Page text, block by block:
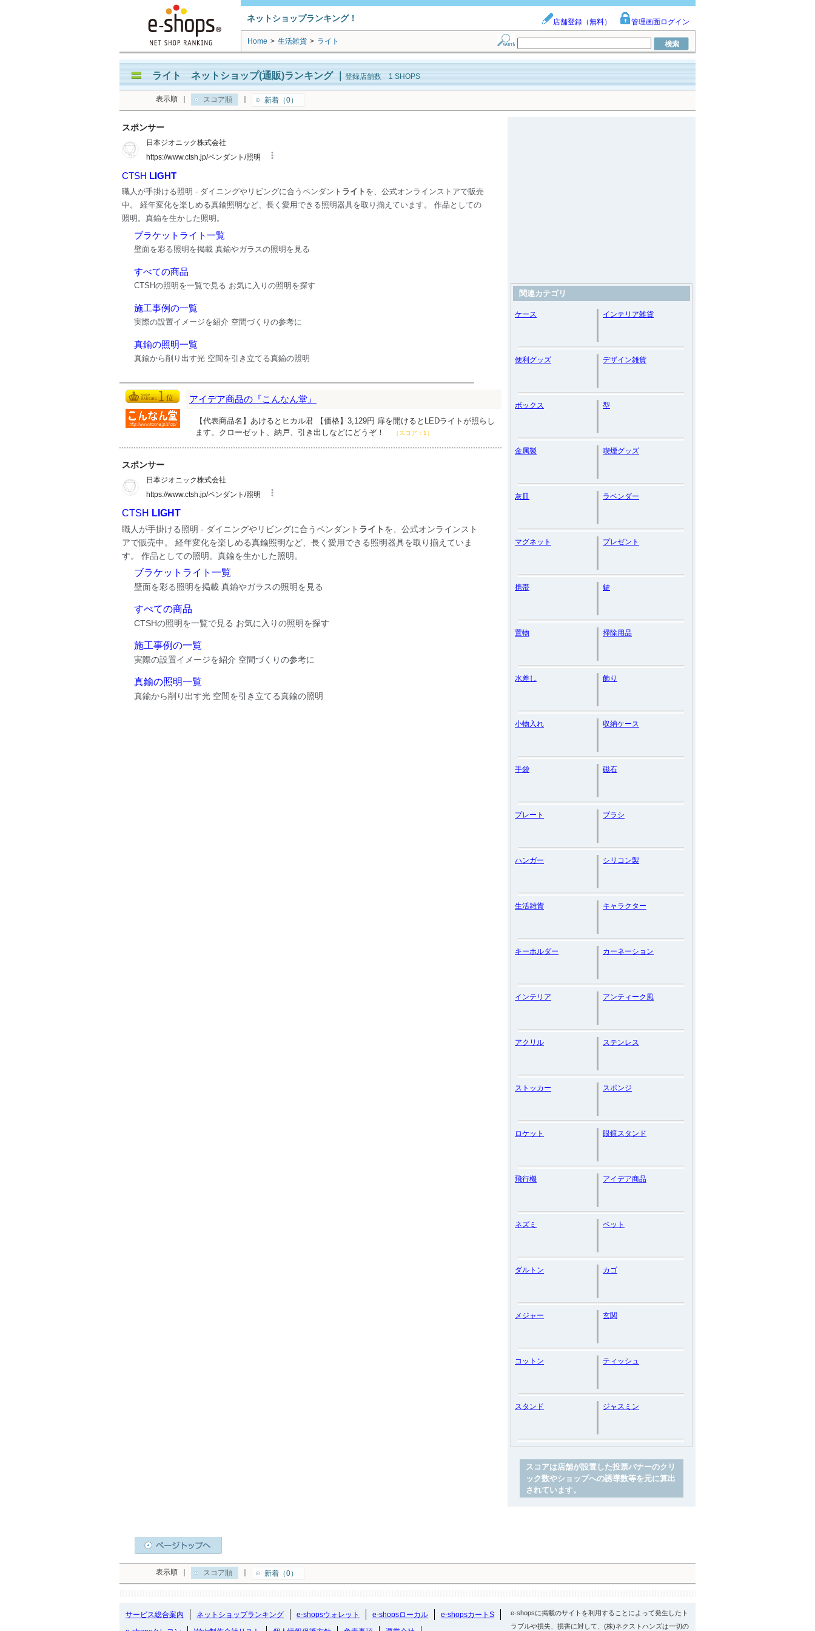
ネットショップランキング！ 店舗登録（無料） 管理画面ログイン
Home > 生活雑貨 > ライト
ライト ネットショップ(通販)ランキング｜ 登録店舗数 1 SHOPS
表示順 スコア順 新着（0）
アイデア商品の『こんなん堂』
【代表商品名】あけるとヒカル君 【価格】3,129円 扉を開けるとLEDライトが照らし
ます。クローゼット、納戸、引き出しなどにどうぞ！
（スコア：1）
関連カテゴリ
ケース インテリア雑貨
便利グッズ デザイン雑貨
ボックス 型
金属製 喫煙グッズ
灰皿 ラベンダー
マグネット プレゼント
携帯 鍵
置物 掃除用品
水差し 飾り
小物入れ 収納ケース
手袋 磁石
プレート ブラシ
ハンガー シリコン製
生活雑貨 キャラクター
キーホルダー カーネーション
インテリア アンティーク風
アクリル ステンレス
ストッカー スポンジ
ロケット 眼鏡スタンド
飛行機 アイデア商品
ネズミ ペット
ダルトン カゴ
メジャー 玄関
コットン ティッシュ
スタンド ジャスミン
スコアは店舗が設置した投票バナーのクリ
ック数やショップへの誘導数等を元に算出
されています。
表示順 スコア順 新着（0）
サービス総合案内 ネットショップランキング e-shopsウォレット e-shopsローカル
e-shopsカートS
e-shopsに掲載のサイトを利用することによって発生したト
ラブルや損失、損害に対して、(株)ネクストハンズは一切の